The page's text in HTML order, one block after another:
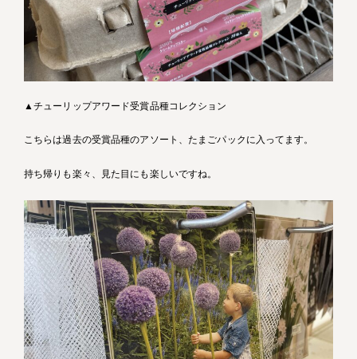
▲チューリップアワード受賞品種コレクション
こちらは過去の受賞品種のアソート、たまごパックに入ってます。
持ち帰りも楽々、見た目にも楽しいですね。